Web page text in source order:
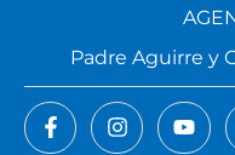
Padre Aguirre y